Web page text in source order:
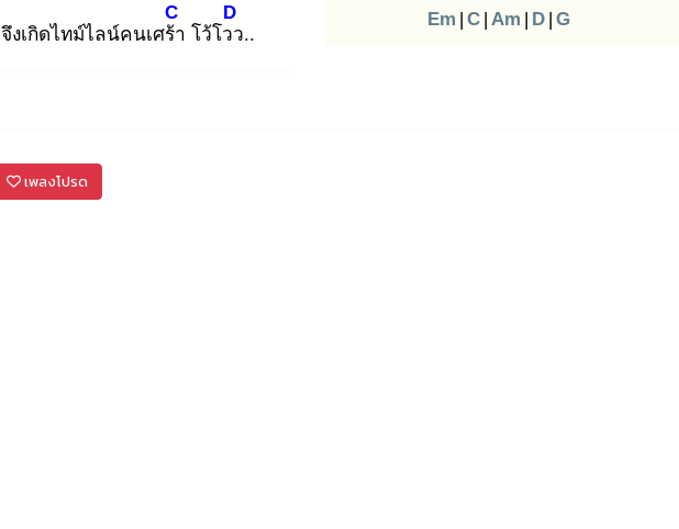
จึงเกิดไทม์ไลน์คนเศร้า
C
โว้โวว
D
..
Em | C | Am | D | G
เพลงโปรด